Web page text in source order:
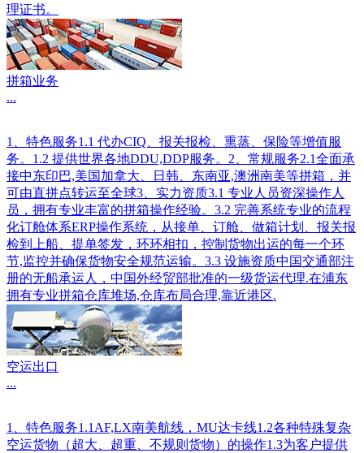
理证书。
拼箱业务
...
1、特色服务1.1 代办CIQ、报关报检、熏蒸、保险等增值服
务。1.2 提供世界各地DDU,DDP服务。2、常规服务2.1全面承
接中东印巴,美国加拿大、日韩、东南亚,澳洲南美等拼箱，并
可由直拼点转运至全球3、实力资质3.1 专业人员资深操作人
员，拥有专业丰富的拼箱操作经验。3.2 完善系统专业的流程
化订舱体系ERP操作系统，从接单、订舱、做箱计划、报关报
检到上船、提单签发，环环相扣，控制货物出运的每一个环
节,监控并确保货物安全规范运输。3.3 设施资质中国交通部注
册的无船承运人，中国外经贸部批准的一级货运代理.在浦东
拥有专业拼箱仓库堆场,仓库布局合理,靠近港区.
空运出口
...
1、特色服务1.1AF,LX南美航线，MU达卡线1.2各种特殊复杂
空运货物（超大、超重、不规则货物）的操作1.3为客户提供